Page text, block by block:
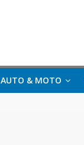
AUTO & MOTO